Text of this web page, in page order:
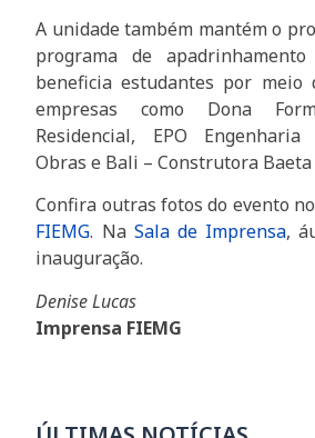
A unidade também mantém o
programa de
beneficia estudantes por meio
empresas como Dona
Residencial, EPO
Obras e Bali – Construtora
Confira outras fotos do evento no
FIEMG. Na Sala de Imprensa,
inauguração.
Denise Lucas
Imprensa FIEMG